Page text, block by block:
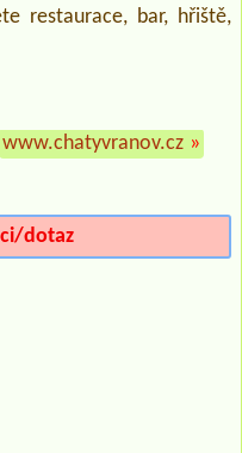
restaurace, bar, hřiště,
www.chatyvranov.cz »
dotaz